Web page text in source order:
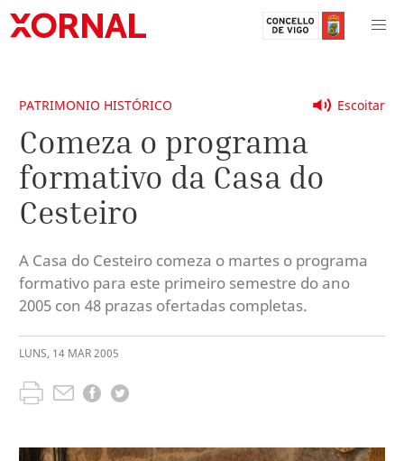
Escoitar
PATRIMONIO HISTÓRICO
Comeza o programa
formativo da Casa do
Cesteiro
A Casa do Cesteiro comeza o martes o programa
formativo para este primeiro semestre do ano
2005 con 48 prazas ofertadas completas.
LUNS, 14 MAR2005